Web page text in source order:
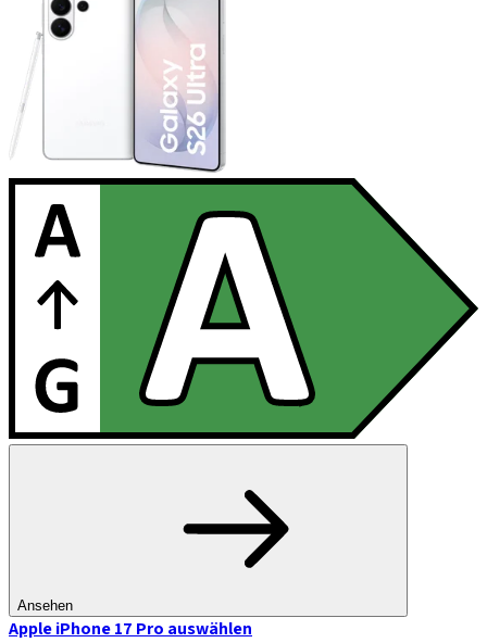
Ansehen
Apple iPhone 17 Pro auswählen